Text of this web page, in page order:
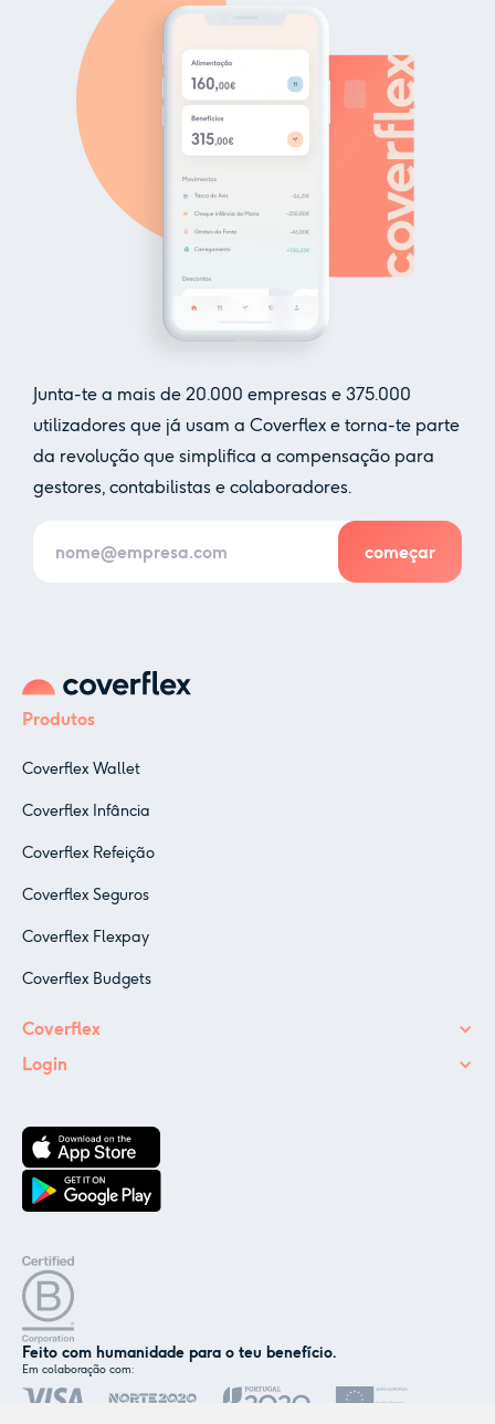
Junta-te a mais de 20.000 empresas e 375.000
utilizadores que já usam a Coverflex e torna-te parte
da revolução que simplifica a compensação para
gestores, contabilistas e colaboradores.
Produtos
Coverflex Wallet
Coverflex Infância
Coverflex Refeição
Coverflex Seguros
Coverflex Flexpay
Coverflex Budgets
Coverflex
Login
Feito com humanidade para o teu benefício.
Em colaboração com:
Nós e os nossos parceiros usamos cookies ou
mencionado na
Aceitar